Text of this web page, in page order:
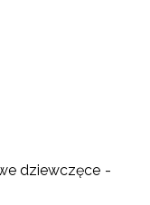
dziewczęce -